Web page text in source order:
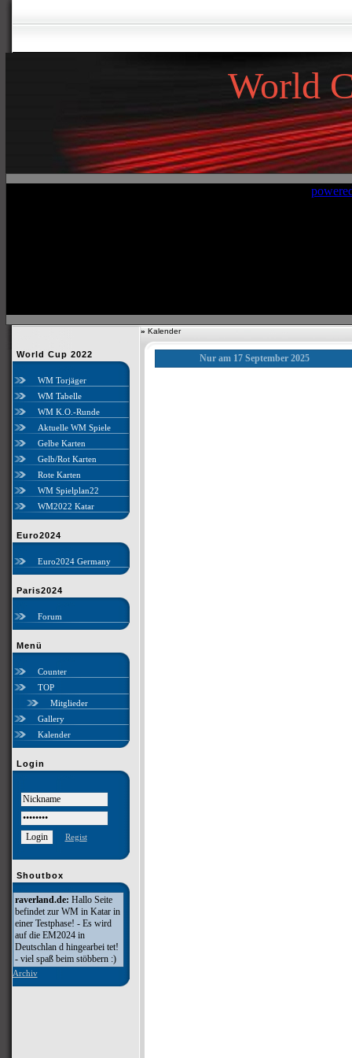
World
» Kalender
World Cup 2022
WM Torjäger
WM Tabelle
WM K.O.-Runde
Aktuelle WM Spiele
Gelbe Karten
Gelb/Rot Karten
Rote Karten
WM Spielplan22
WM2022 Katar
Euro2024
Euro2024 Germany
Paris2024
Forum
Menü
Counter
TOP
Mitglieder
Gallery
Kalender
Login
Regist
Shoutbox
raverland.de: Hallo Seite
befindet zur WM in Katar in
einer Testphase! - Es wird
auf die EM2024 in
Deutschlan d hingearbei tet!
- viel spaß beim stöbbern :)
Archiv
Nur am 17 September 2025